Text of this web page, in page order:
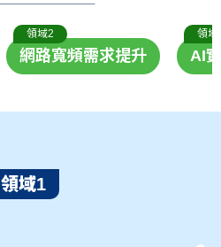
領域2
網路寬頻需求提升
領域
AI
領域1